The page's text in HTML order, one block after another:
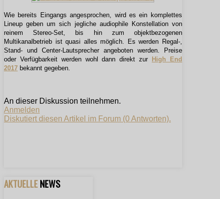
Wie bereits Eingangs angesprochen, wird es ein komplettes
Lineup geben um sich jegliche audiophile Konstellation von
reinem Stereo-Set, bis hin zum objektbezogenen
Multikanalbetrieb ist quasi alles möglich. Es werden Regal-,
Stand- und Center-Lautsprecher angeboten werden. Preise
oder Verfügbarkeit werden wohl dann direkt zur
High End
2017 bekannt gegeben.
An dieser Diskussion teilnehmen.
Anmelden
Diskutiert diesen Artikel im Forum (0 Antworten).
AKTUELLENEWS